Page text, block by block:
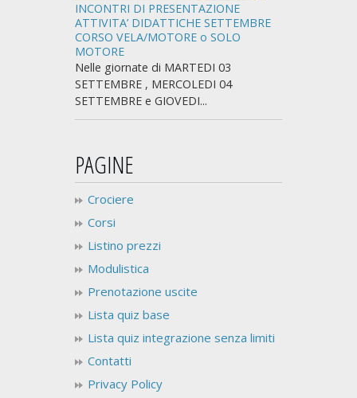
INCONTRI DI PRESENTAZIONE
ATTIVITA’ DIDATTICHE SETTEMBRE
CORSO VELA/MOTORE o SOLO
MOTORE
Nelle giornate di MARTEDI 03
SETTEMBRE , MERCOLEDI 04
SETTEMBRE e GIOVEDI...
PAGINE
Crociere
Corsi
Listino prezzi
Modulistica
Prenotazione uscite
Lista quiz base
Lista quiz integrazione senza limiti
Contatti
Privacy Policy